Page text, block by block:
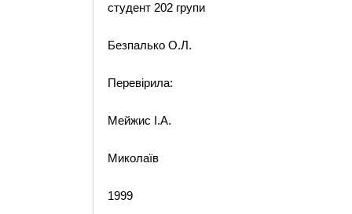
студент 202 групи
Безпалько О.Л.
Перевірила:
Мейжис І.А.
Миколаїв
1999